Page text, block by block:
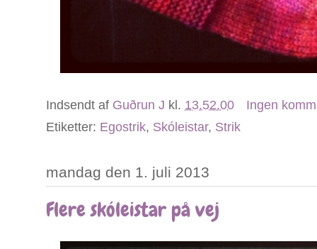
Indsendt af Guðrun J kl. 13.52.00
Ingen
Etiketter: Egostrik, Skóleistar, Strik
mandag den 1. juli 2013
Flere skóleistar på vej